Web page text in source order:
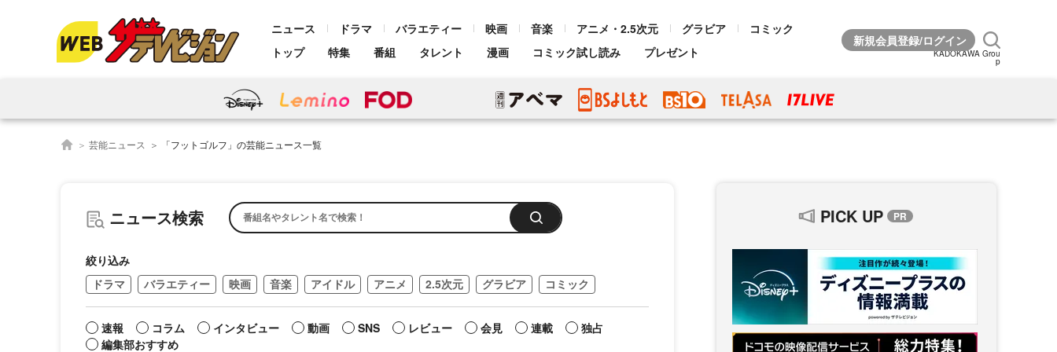
ニュース ドラマ バラエティー 映画 音楽 アニメ・2.5次元 グラビア
コミック
トップ
特集 番組 タレント 漫画 コミック試し読み プレゼント KADOKAWA Grou
p
芸能ニュース 「フットゴルフ」の芸能ニュース一覧
ニュース検索
絞り込み
ドラマ
バラエティー 映画 音楽 アイドル アニメ 2.5次元 グラビア コミック
速報 コラム インタビュー 動画 SNS レビュー 会見 連載
独占
編集部おすすめ
PICK UP